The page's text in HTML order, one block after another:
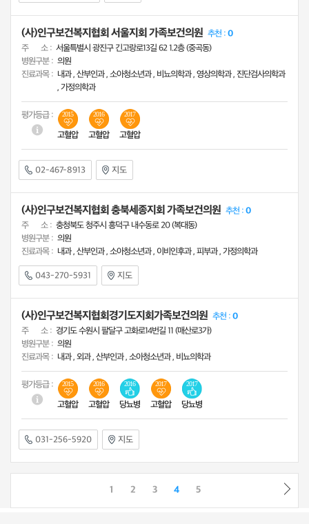
(사)인구보건복지협회 서울지회 가족보건의원 추천 :0
주 소 : 서울특별시 광진구 긴고랑로13길 62 1.2층 (중곡동)
병원구분 : 의원
진료과목 : 내과 , 산부인과 , 소아청소년과 , 비뇨의학과 , 영상의학과 , 진단검사의학과
, 가정의학과
평가등급 : 2015
고혈압
2016
고혈압
2017
고혈압
02-467-8913 지도
(사)인구보건복지협회 충북세종지회 가족보건의원 추천 :0
주 소 : 충청북도 청주시 흥덕구 내수동로 20 (복대동)
병원구분 : 의원
진료과목 : 내과 , 산부인과 , 소아청소년과 , 이비인후과 , 피부과 , 가정의학과
043-270-5931 지도
(사)인구보건복지협회경기도지회가족보건의원 추천 :0
주 소 : 경기도 수원시 팔달구 고화로14번길 11 (매산로3가)
병원구분 : 의원
진료과목 : 내과 , 외과 , 산부인과 , 소아청소년과 , 비뇨의학과
평가등급 : 2015
고혈압
2016
고혈압
2016
당뇨병
2017
고혈압
2017
당뇨병
031-256-5920 지도
1 2 3 4 5